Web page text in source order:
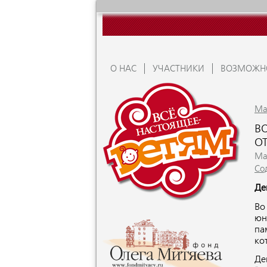
О НАС УЧАСТНИКИ